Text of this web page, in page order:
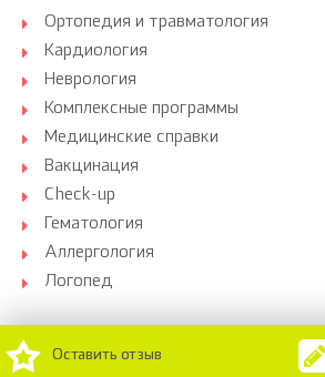
Ортопедия и травматология
Кардиология
Неврология
Комплексные программы
Медицинские справки
Вакцинация
Check-up
Гематология
Аллергология
Логопед
Оставить отзыв